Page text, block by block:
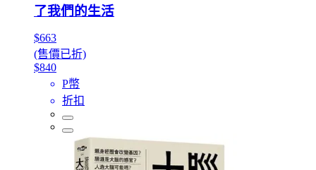
了我們的生活
$663
(售價已折)
$840
P幣
折扣